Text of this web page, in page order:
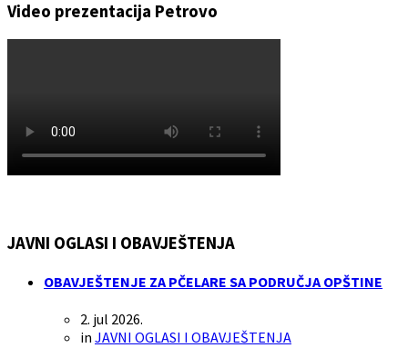
Video prezentacija Petrovo
JAVNI OGLASI I OBAVJEŠTENJA
OBAVJEŠTENJE ZA PČELARE SA PODRUČJA OPŠTINE
2. jul 2026.
in JAVNI OGLASI I OBAVJEŠTENJA